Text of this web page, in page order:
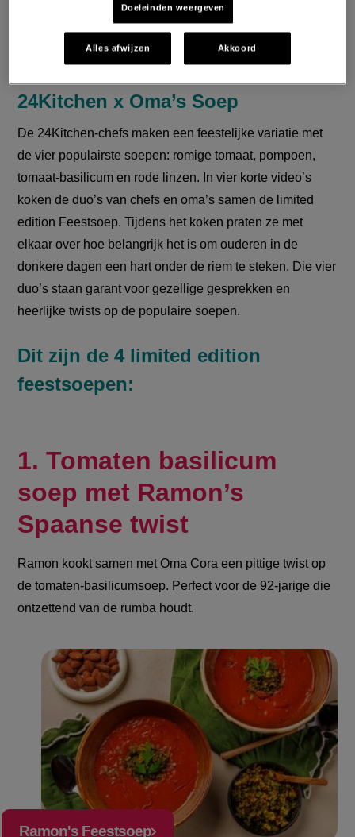
eenzaamheid bij ouderen tegen te gaan door talloze
activiteiten te organiseren.
24Kitchen x Oma’s Soep
De 24Kitchen-chefs maken een feestelijke variatie met
de vier populairste soepen: romige tomaat, pompoen,
tomaat-basilicum en rode linzen. In vier korte video’s
koken de duo’s van chefs en oma’s samen de limited
edition Feestsoep. Tijdens het koken praten ze met
elkaar over hoe belangrijk het is om ouderen in de
donkere dagen een hart onder de riem te steken. Die vier
duo’s staan garant voor gezellige gesprekken en
heerlijke twists op de populaire soepen.
Dit zijn de 4 limited edition
feestsoepen:
1. Tomaten basilicum
soep met Ramon’s
Spaanse twist
Ramon kookt samen met Oma Cora een pittige twist op
de tomaten-basilicumsoep. Perfect voor de 92-jarige die
ontzettend van de rumba houdt.
Ramon's Feestsoep
Doeleinden weergeven
Alles afwijzen Akkoord